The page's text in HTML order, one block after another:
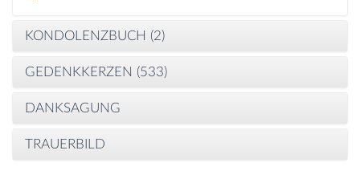
KONDOLENZBUCH (2)
GEDENKKERZEN (533)
DANKSAGUNG
TRAUERBILD